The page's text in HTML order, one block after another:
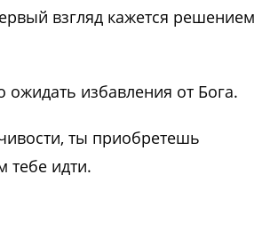
взгляд кажется решением
избавления от Бога.
ты приобретешь
тебе идти.